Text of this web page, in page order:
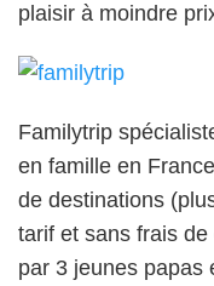
plaisir à moindre
Familytrip
en famille en
de destinations
tarif et sans frais
par 3 jeunes papas